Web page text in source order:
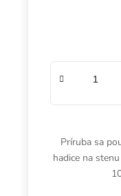
Príruba sa
hadice na